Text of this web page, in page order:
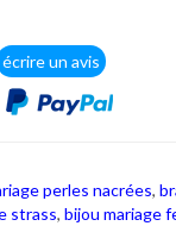
écrire un avis
perles nacrées,
strass, bijou mariage